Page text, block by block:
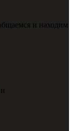
и находим